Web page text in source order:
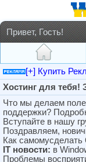
Привет, Гость!
[+] Купить
Хостинг для тебя!
Что мы делаем
поддержки?
Вступайте в нашу
Поздравляем,
Как самомусделать
IT новости: в
Проблемы